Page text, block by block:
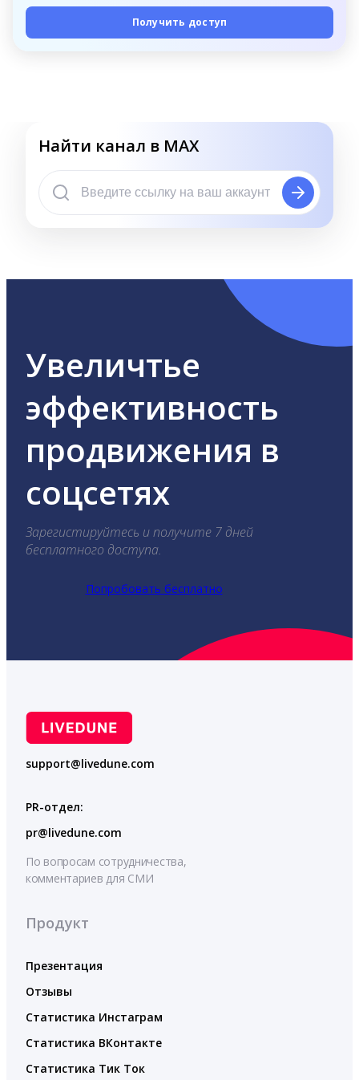
Получить доступ
Найти канал в MAX
Увеличтье
эффективность
продвижения в
соцсетях
Зарегистируйтесь и получите 7 дней
бесплатного доступа.
Попробовать бесплатно
support@livedune.com
PR-отдел:
pr@livedune.com
По вопросам сотрудничества,
комментариев для СМИ
Продукт
Презентация
Отзывы
Статистика Инстаграм
Статистика ВКонтакте
Статистика Тик Ток